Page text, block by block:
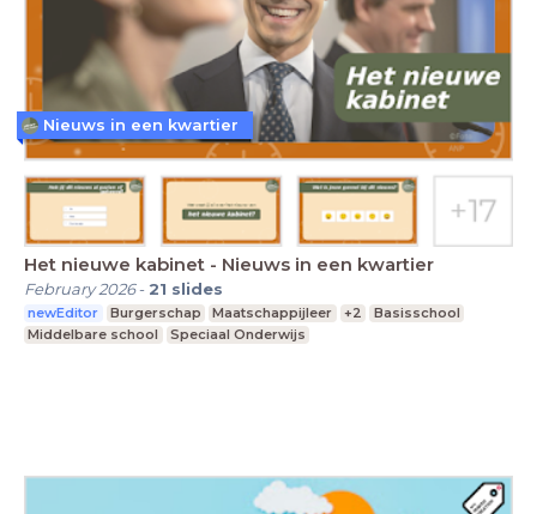
Het nieuwe kabinet - Nieuws in een kwartier
February 2026- 21 slides
newEditor Burgerschap Maatschappijleer +2
Basisschool
Middelbare school
Speciaal Onderwijs
Nieuws in een kwartier